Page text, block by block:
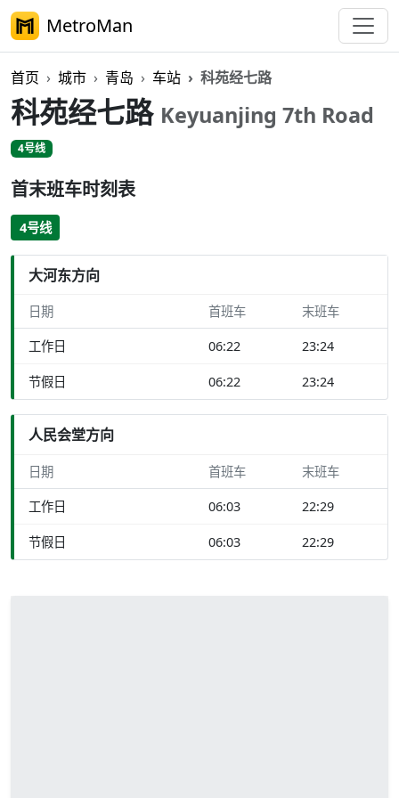
MetroMan
首页 城市 青岛 车站 科苑经七路
科苑经七路 Keyuanjing 7th Road
4号线
首末班车时刻表
4号线
大河东方向
日期 首班车 末班车
工作日 06:22 23:24
节假日 06:22 23:24
人民会堂方向
日期 首班车 末班车
工作日 06:03 22:29
节假日 06:03 22:29